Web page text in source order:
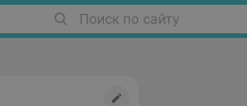
Поиск по сайту